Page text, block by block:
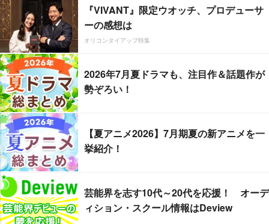
『VIVANT』限定ウオッチ、プロデューサ
ーの感想は
オリコンタイアップ特集
2026年7月夏ドラマも、注目作＆話題作が
勢ぞろい！
【夏アニメ2026】7月期夏の新アニメを一
挙紹介！
芸能界を志す10代～20代を応援！ オーデ
ィション・スクール情報はDeview